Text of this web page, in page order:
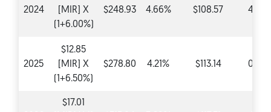
2024
[MIR] X
(1+6.00%)
$248.93 4.66% $108.57
2025
$12.85
[MIR] X
(1+6.50%)
$278.80 4.21% $113.14
$17.01